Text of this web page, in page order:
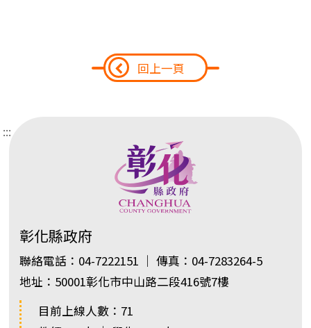
回上一頁
:::
彰化縣政府
聯絡電話：04-7222151 ｜ 傳真：04-7283264-5
地址：50001彰化市中山路二段416號7樓
目前上線人數：71